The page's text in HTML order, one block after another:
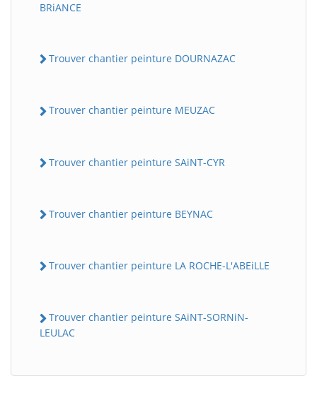
BRiANCE
Trouver chantier peinture DOURNAZAC
Trouver chantier peinture MEUZAC
Trouver chantier peinture SAiNT-CYR
Trouver chantier peinture BEYNAC
Trouver chantier peinture LA ROCHE-L'ABEiLLE
Trouver chantier peinture SAiNT-SORNiN-
LEULAC
Assistant en ligne